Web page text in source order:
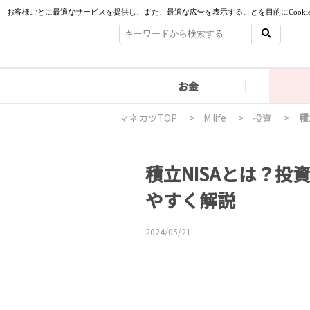
お金
マネカツTOP > M life > 投資 >
積立NISAとは？投
やすく解説
2024/05/21